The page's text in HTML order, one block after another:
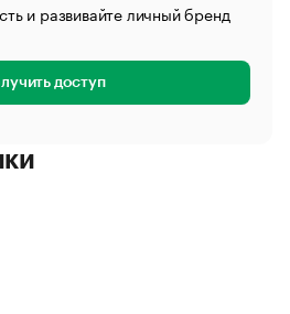
и развивайте личный бренд
доступ